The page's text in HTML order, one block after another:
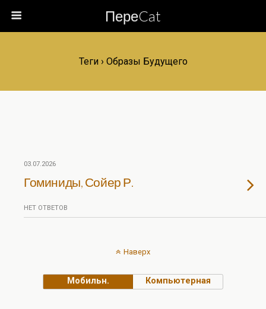
ПереCat
Теги › Образы Будущего
03.07.2026
Гоминиды, Сойер Р.
НЕТ ОТВЕТОВ
Наверх
Мобильн. Компьютерная